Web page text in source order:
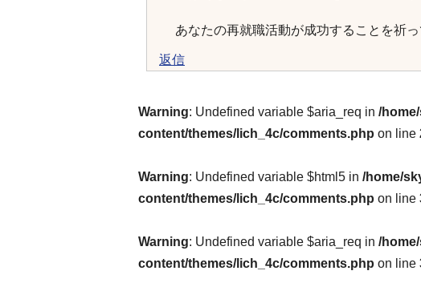
あなたの再就職活動が成功することを祈っ
返信
Warning: Undefined variable $aria_req in /
content/themes/lich_4c/comments.php on line
Warning: Undefined variable $html5 in /home/
content/themes/lich_4c/comments.php on line
Warning: Undefined variable $aria_req in /
content/themes/lich_4c/comments.php on line